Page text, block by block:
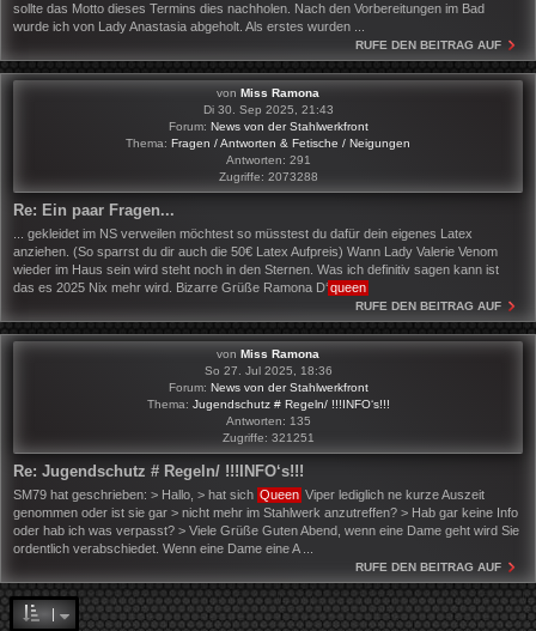
sollte das Motto dieses Termins dies nachholen. Nach den Vorbereitungen im Bad
wurde ich von Lady Anastasia abgeholt. Als erstes wurden ...
RUFE DEN BEITRAG AUF
von Miss Ramona
Di 30. Sep 2025, 21:43
Forum: News von der Stahlwerkfront
Thema: Fragen / Antworten & Fetische / Neigungen
Antworten: 291
Zugriffe: 2073288
Re: Ein paar Fragen...
... gekleidet im NS verweilen möchtest so müsstest du dafür dein eigenes Latex
anziehen. (So sparrst du dir auch die 50€ Latex Aufpreis) Wann Lady Valerie Venom
wieder im Haus sein wird steht noch in den Sternen. Was ich definitiv sagen kann ist
das es 2025 Nix mehr wird. Bizarre Grüße Ramona D‘queen
RUFE DEN BEITRAG AUF
von Miss Ramona
So 27. Jul 2025, 18:36
Forum: News von der Stahlwerkfront
Thema: Jugendschutz # Regeln/ !!!INFO‘s!!!
Antworten: 135
Zugriffe: 321251
Re: Jugendschutz # Regeln/ !!!INFO‘s!!!
SM79 hat geschrieben: > Hallo, > hat sich Queen Viper lediglich ne kurze Auszeit
genommen oder ist sie gar > nicht mehr im Stahlwerk anzutreffen? > Hab gar keine Info
oder hab ich was verpasst? > Viele Grüße Guten Abend, wenn eine Dame geht wird Sie
ordentlich verabschiedet. Wenn eine Dame eine A ...
RUFE DEN BEITRAG AUF